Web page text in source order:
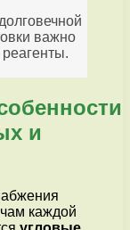
важно
и
каждой